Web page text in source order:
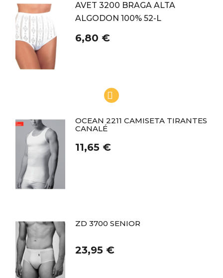
AVET 3200 BRAGA ALTA
ALGODON 100% 52-L
6,80 €
OCEAN 2211 CAMISETA TIRANTES
CANALÉ
11,65 €
ZD 3700 SENIOR
23,95 €